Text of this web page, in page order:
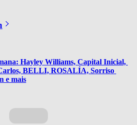
Hayley Williams, Capital Inicial,
BELLI, ROSALÍA, Sorriso
e mais